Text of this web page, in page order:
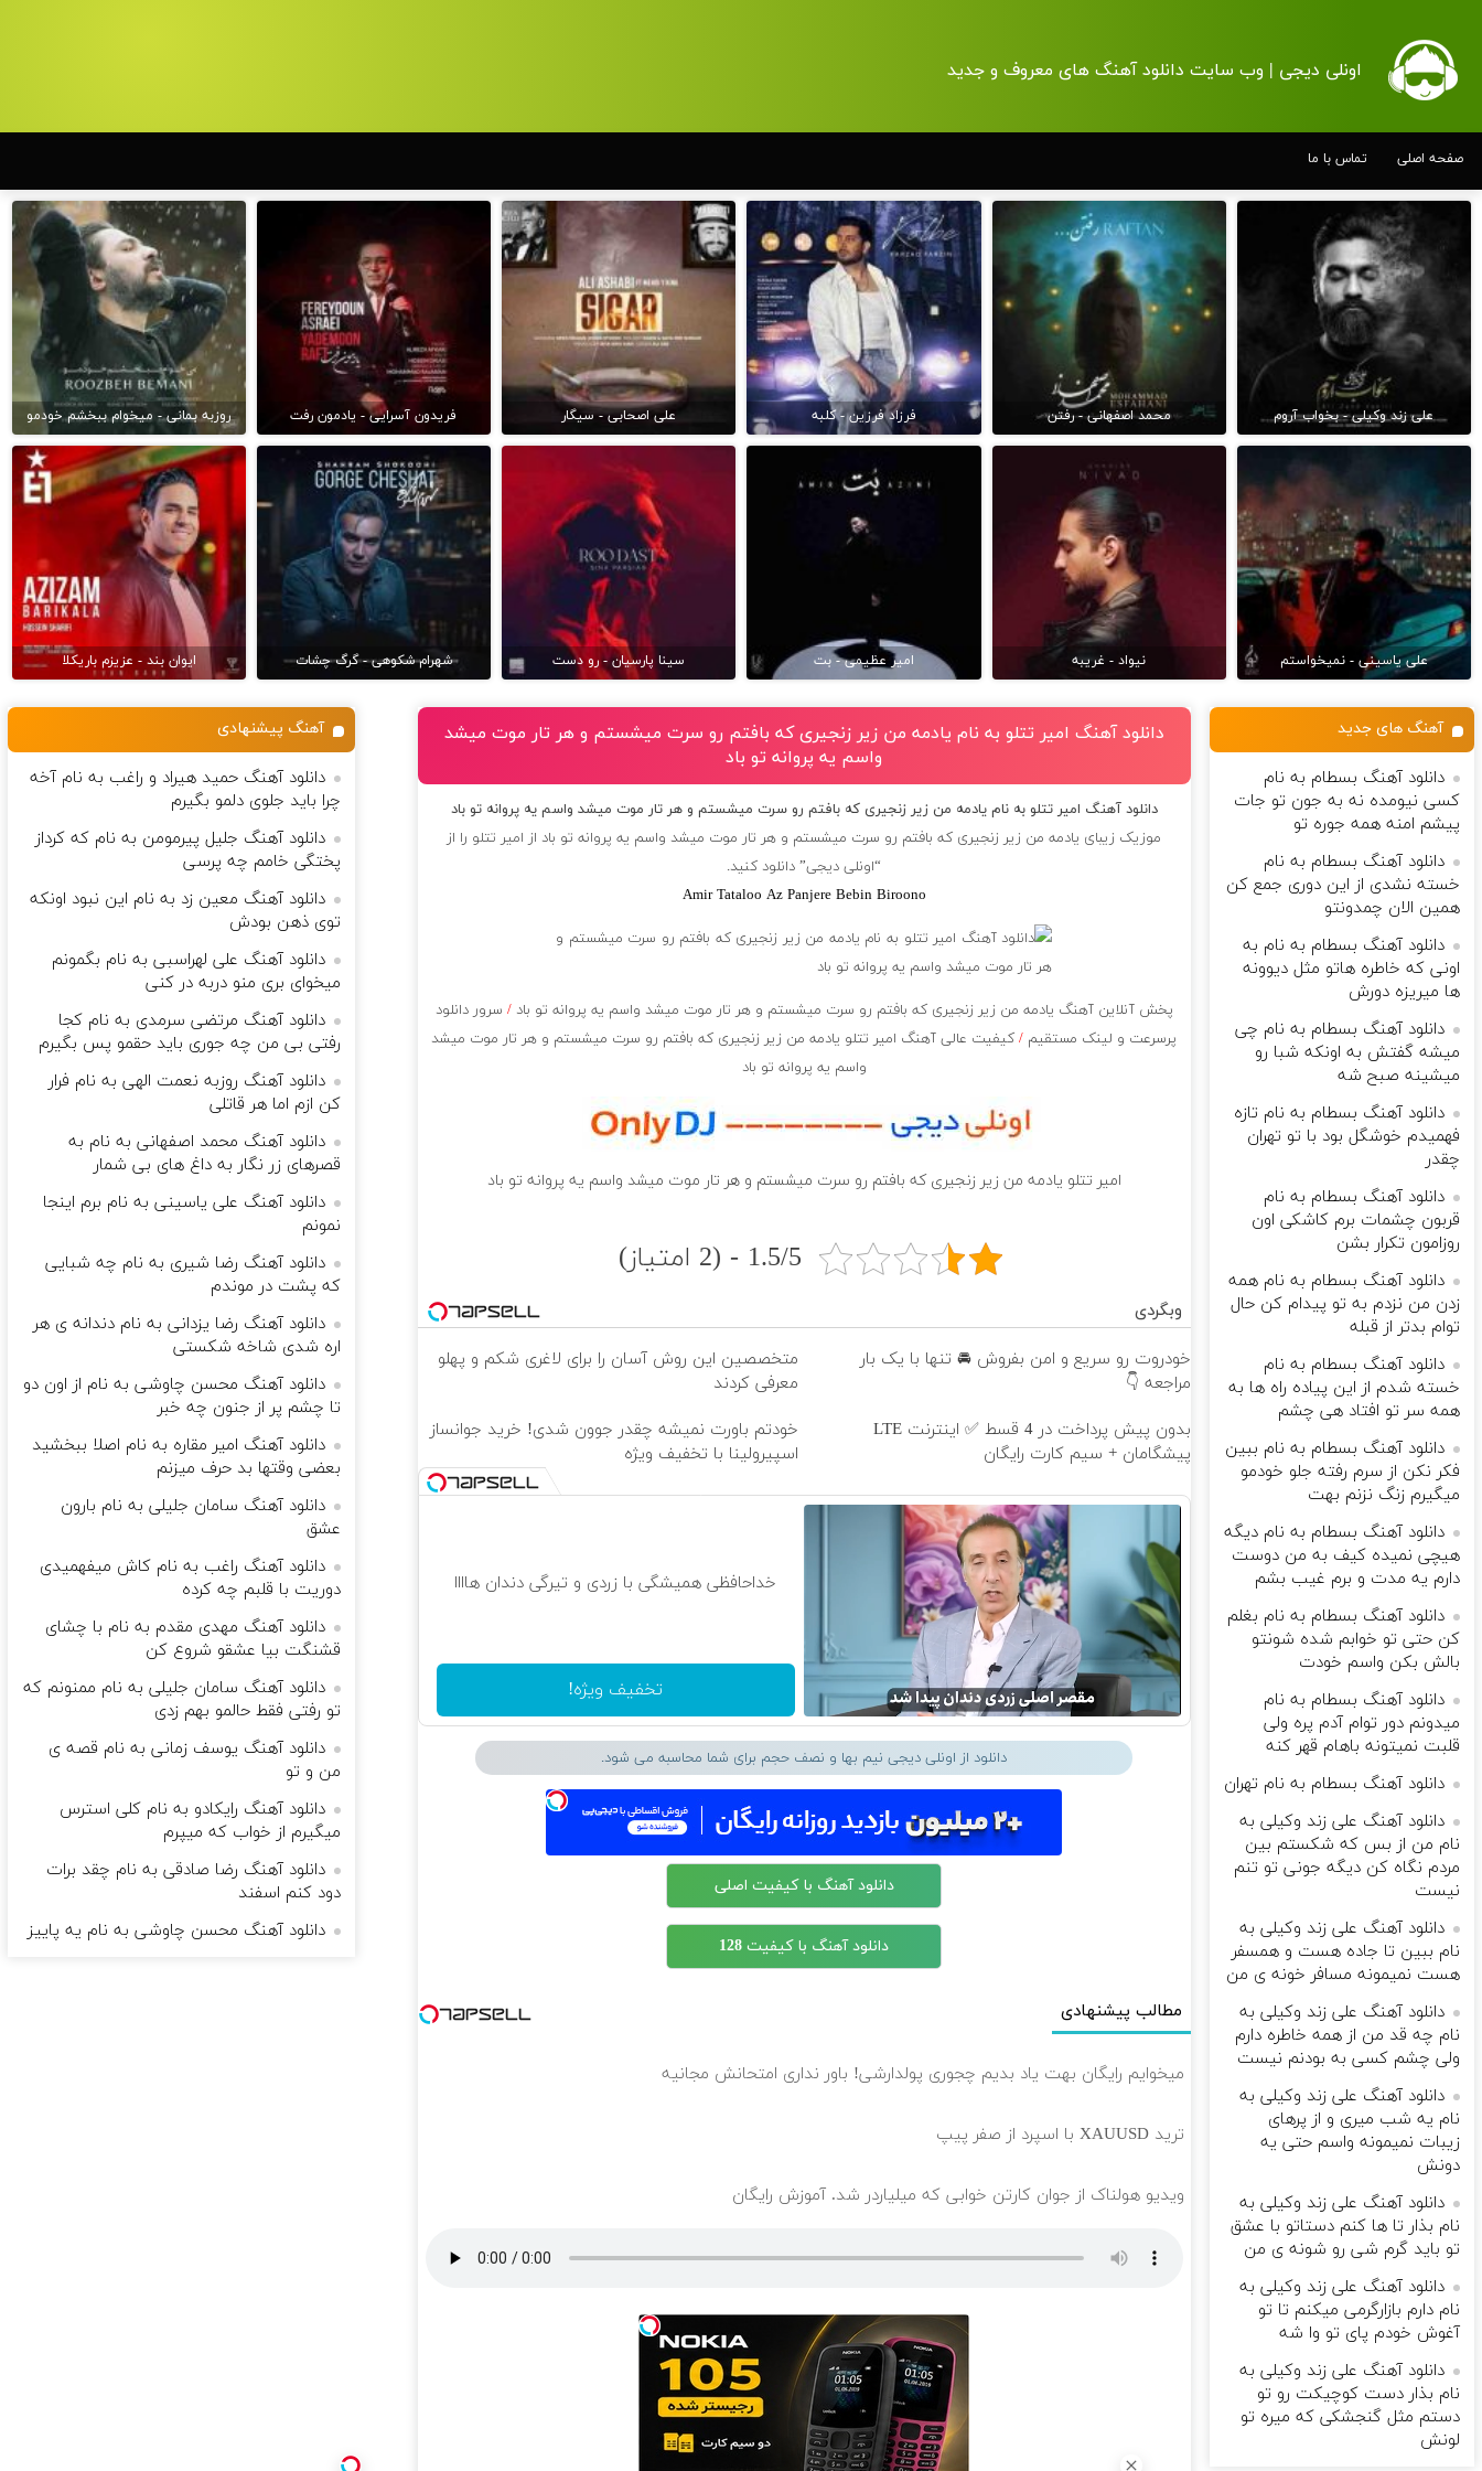
اونلی دیجی | وب سایت دانلود آهنگ های معروف و جدید
صفحه اصلی تماس با ما
علی زند وکیلی - بخواب آروم محمد اصفهانی - رفتن فرزاد فرزین - کلبه علی اصحابی - سیگار فریدون آسرایی - یادمون رفت روزبه بمانی - میخوام ببخشم خودمو
علی یاسینی - نمیخواستم نیواد - غریبه امیر عظیمی - بت سینا پارسیان - رو دست شهرام شکوهی - گرگ چشات ایوان بند - عزیزم باریکلا
دانلود آهنگ امیر تتلو به نام یادمه من زیر زنجیری که بافتم رو سرت میشستم و هر تار موت میشد
واسم یه پروانه تو باد
دانلود آهنگ امیر تتلو به نام یادمه من زیر زنجیری که بافتم رو سرت میشستم و هر تار موت میشد واسم یه پروانه تو باد
موزیک زیبای یادمه من زیر زنجیری که بافتم رو سرت میشستم و هر تار موت میشد واسم یه پروانه تو باد از امیر تتلو را از
“اونلی دیجی” دانلود کنید.
Amir Tataloo Az Panjere Bebin Biroono
پخش آنلاین آهنگ یادمه من زیر زنجیری که بافتم رو سرت میشستم و هر تار موت میشد واسم یه پروانه تو باد/ سرور دانلود
پرسرعت و لینک مستقیم /کیفیت عالی آهنگ امیر تتلو یادمه من زیر زنجیری که بافتم رو سرت میشستم و هر تار موت میشد
واسم یه پروانه تو باد
امیر تتلو یادمه من زیر زنجیری که بافتم رو سرت میشستم و هر تار موت میشد واسم یه پروانه تو باد
1.5/5 - (2 امتیاز)
وبگردی
خودروت رو سریع و امن بفروش 🚘 تنها با یک بار
مراجعه 👇
متخصصین این روش آسان را برای لاغری شکم و پهلو
معرفی کردند
بدون پیش پرداخت در 4 قسط ✅ اینترنت LTE
پیشگامان + سیم کارت رایگان
خودتم باورت نمیشه چقدر جوون شدی! خرید جوانساز
اسپیرولینا با تخفیف ویژه
خداحافظی همیشگی با زردی و تیرگی دندان هاااا
تخفیف ویژه!
دانلود از اونلی دیجی نیم بها و نصف حجم برای شما محاسبه می شود.
دانلود آهنگ با کیفیت اصلی
دانلود آهنگ با کیفیت 128
مطالب پیشنهادی
میخوایم رایگان بهت یاد بدیم چجوری پولدارشی! باور نداری امتحانش مجانیه
ترید XAUUSD با اسپرد از صفر پیپ
ویدیو هولناک از جوان کارتن خوابی که میلیاردر شد. آموزش رایگان
آهنگ های جدید
دانلود آهنگ بسطام به نام
کسی نیومده نه به جون تو جات
پیشم امنه همه جوره تو
دانلود آهنگ بسطام به نام
خسته نشدی از این دوری جمع کن
همین الان چمدونتو
دانلود آهنگ بسطام به نام به
اونی که خاطره هاتو مثل دیوونه
ها میریزه دورش
دانلود آهنگ بسطام به نام چی
میشه گفتش به اونکه شبا رو
میشینه صبح شه
دانلود آهنگ بسطام به نام تازه
فهمیدم خوشگل بود با تو تهران
چقدر
دانلود آهنگ بسطام به نام
قربون چشمات برم کاشکی اون
روزامون تکرار بشن
دانلود آهنگ بسطام به نام همه
زدن من نزدم به تو پیدام کن حال
توام بدتر از قبله
دانلود آهنگ بسطام به نام
خسته شدم از این پیاده راه ها به
همه سر تو افتاد هی چشم
دانلود آهنگ بسطام به نام ببین
فکر نکن از سرم رفته جلو خودمو
میگیرم زنگ نزنم بهت
دانلود آهنگ بسطام به نام دیگه
هیچی نمیده کیف به من دوست
دارم یه مدت و برم غیب بشم
دانلود آهنگ بسطام به نام بغلم
کن حتی تو خوابم شده شونتو
بالش بکن واسم خودت
دانلود آهنگ بسطام به نام
میدونم دور توام آدم پره ولی
قلبت نمیتونه باهام قهر کنه
دانلود آهنگ بسطام به نام تهران
دانلود آهنگ علی زند وکیلی به
نام من از بس كه شكستم بین
مردم نگاه كن دیگه جونى تو تنم
نیست
دانلود آهنگ علی زند وکیلی به
نام ببین تا جاده هست و همسفر
هست نمیمونه مسافر خونه ی من
دانلود آهنگ علی زند وکیلی به
نام چه قد من از همه خاطره دارم
ولی چشم كسی به بودنم نیست
دانلود آهنگ علی زند وکیلی به
نام یه شب میرى و از پرهای
زيبات نمیمونه واسم حتی یه
دونش
دانلود آهنگ علی زند وکیلی به
نام بذار تا ها كنم دستاتو با عشق
تو باید گرم شی رو شونه ى من
دانلود آهنگ علی زند وکیلی به
نام دارم بازارگرمی میكنم تا تو
آغوش خودم پای تو وا شه
دانلود آهنگ علی زند وکیلی به
نام بذار دست كوچیكت رو تو
دستم مثل گنجشكی كه میره تو
لونش
آهنگ پیشنهادی
دانلود آهنگ حمید هیراد و راغب به نام آخه
چرا باید جلوی دلمو بگیرم
دانلود آهنگ جلیل پیرمومن به نام كه كرداز
پختگى خامم چه پرسى
دانلود آهنگ معین زد به نام این نبود اونکه
توی ذهن بودش
دانلود آهنگ علی لهراسبی به نام بگمونم
میخوای بری منو دربه در کنی
دانلود آهنگ مرتضی سرمدی به نام کجا
رفتی بی من چه جوری باید حقمو پس بگیرم
دانلود آهنگ روزبه نعمت الهی به نام فرار
کن ازم اما هر قاتلی
دانلود آهنگ محمد اصفهانی به نام به
قصرهای زر نگار به داغ های بی شمار
دانلود آهنگ علی یاسینی به نام برم اینجا
نمونم
دانلود آهنگ رضا شیری به نام ﭼﻪ ﺷﺒﺎﻳﻰ
ﻛﻪ ﭘﺸﺖ در ﻣﻮﻧﺪم
دانلود آهنگ رضا یزدانی به نام دندانه ی هر
اره شدی شاخه شکستی
دانلود آهنگ محسن چاوشی به نام از اون دو
تا چشم پر از جنون چه خبر
دانلود آهنگ امیر مقاره به نام اصلا ببخشید
بعضی وقتها بد حرف میزنم
دانلود آهنگ سامان جلیلی به نام بارون
عشق
دانلود آهنگ راغب به نام کاش میفهمیدی
دوریت با قلبم چه کرده
دانلود آهنگ مهدی مقدم به نام با چشای
قشنگت بیا عشقو شروع کن
دانلود آهنگ سامان جلیلی به نام ممنونم که
تو رفتی فقط حالمو بهم زدی
دانلود آهنگ یوسف زمانی به نام قصه ی
من و تو
دانلود آهنگ رایکادو به نام کلی استرس
میگیرم از خواب که میپرم
دانلود آهنگ رضا صادقی به نام چقد برات
دود کنم اسفند
دانلود آهنگ محسن چاوشی به نام یه پاییز